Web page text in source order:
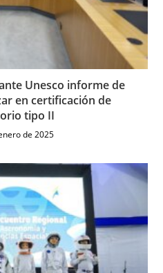
Unesco informe de
en certificación de
tipo II
de 2025